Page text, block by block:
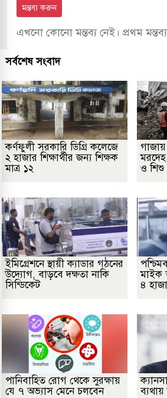
মন্তব্য করুন
এখনো কোনো মন্তব্য নেই। প্রথম
সর্বশেষ সংবাদ
কর্ণফুলী সরকারি ডিগ্রি কলেজে
২ হাজার শিক্ষার্থীর জন্য শিক্ষক
মাত্র ১২
মরদেহ
ও শিশু
ইমিগ্রেশনে স্থায়ী ক্যাডার গঠনের
উদ্যোগ, বাড়বে দক্ষতা নাকি
সিন্ডিকেট
মাইক
৪
পানিবাহিত রোগ থেকে সুরক্ষায়
যে ৭ অভ্যাস মেনে চলবেন